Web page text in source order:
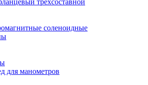
трехсоставной
соленоидные
для манометров